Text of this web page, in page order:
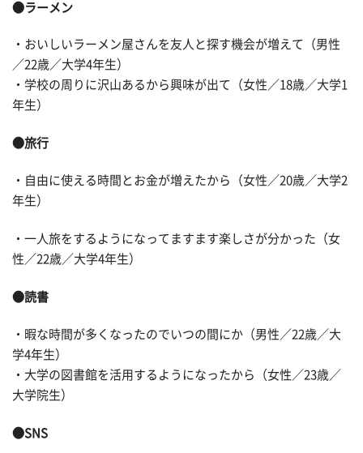
●ラーメン
・おいしいラーメン屋さんを友人と探す機会が増えて（男性
／22歳／大学4年生）
・学校の周りに沢山あるから興味が出て（女性／18歳／大学1
年生）
●旅行
・自由に使える時間とお金が増えたから（女性／20歳／大学2
年生）
・一人旅をするようになってますます楽しさが分かった（女
性／22歳／大学4年生）
●読書
・暇な時間が多くなったのでいつの間にか（男性／22歳／大
学4年生）
・大学の図書館を活用するようになったから（女性／23歳／
大学院生）
●SNS